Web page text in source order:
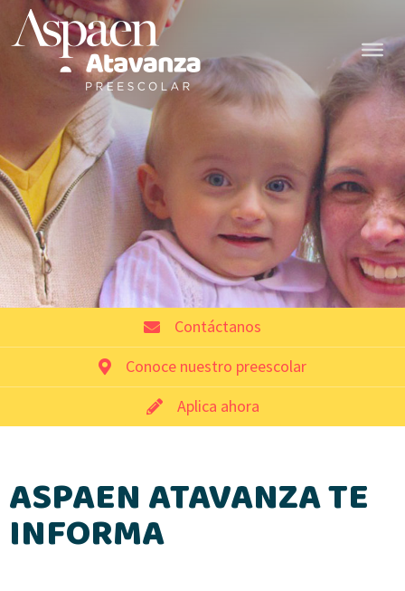
Contáctanos
Conoce nuestro preescolar
Aplica ahora
ASPAEN ATAVANZA TE
INFORMA